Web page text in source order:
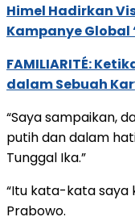
Himel Hadirkan
Kampanye Global
FAMILIARITÉ:
dalam Sebuah
“Saya sampaikan,
putih dan dalam
Tunggal Ika.”
“Itu kata-kata saya
Prabowo.